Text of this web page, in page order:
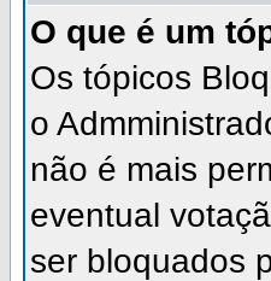
O que é um
Os tópicos
o
não é mais
eventual
ser bloquados